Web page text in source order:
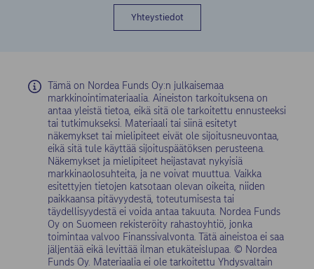
Yhteystiedot
Tämä on Nordea Funds Oy:n julkaisemaa
markkinointimateriaalia. Aineiston tarkoituksena on
antaa yleistä tietoa, eikä sitä ole tarkoitettu ennusteeksi
tai tutkimukseksi. Materiaali tai siinä esitetyt
näkemykset tai mielipiteet eivät ole sijoitusneuvontaa,
eikä sitä tule käyttää sijoituspäätöksen perusteena.
Näkemykset ja mielipiteet heijastavat nykyisiä
markkinaolosuhteita, ja ne voivat muuttua. Vaikka
esitettyjen tietojen katsotaan olevan oikeita, niiden
paikkaansa pitävyydestä, toteutumisesta tai
täydellisyydestä ei voida antaa takuuta. Nordea Funds
Oy on Suomeen rekisteröity rahastoyhtiö, jonka
toimintaa valvoo Finanssivalvonta. Tätä aineistoa ei saa
jäljentää eikä levittää ilman etukäteislupaa. © Nordea
Funds Oy. Materiaalia ei ole tarkoitettu Yhdysvaltain